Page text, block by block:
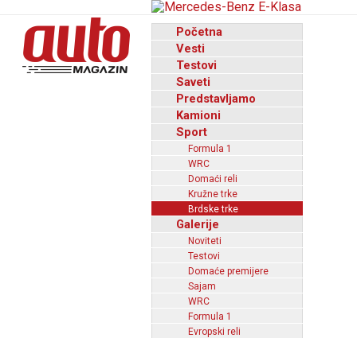
Početna
Vesti
Testovi
Saveti
Predstavljamo
Kamioni
Sport
Formula 1
WRC
Domaći reli
Kružne trke
Brdske trke
Galerije
Noviteti
Testovi
Domaće premijere
Sajam
WRC
Formula 1
Evropski reli